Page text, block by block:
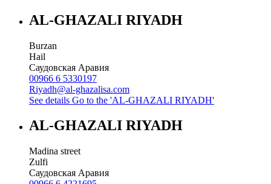
AL-GHAZALI RIYADH
Burzan
Hail
Саудовская Аравия
00966 6 5330197
Riyadh@al-ghazalisa.com
See details Go to the 'AL-GHAZALI RIYADH'
AL-GHAZALI RIYADH
Madina street
Zulfi
Саудовская Аравия